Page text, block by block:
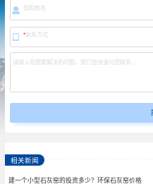
您的姓名
*联系方式
请输入您想要解决的问题，我们会快速与您联系...
相关新闻
建一个小型石灰窑的投资多少？环保石灰窑价格